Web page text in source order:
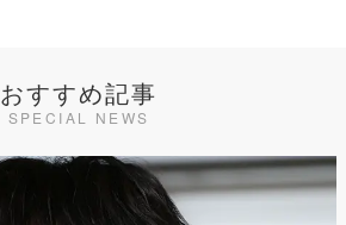
おすすめ記事
SPECIAL NEWS